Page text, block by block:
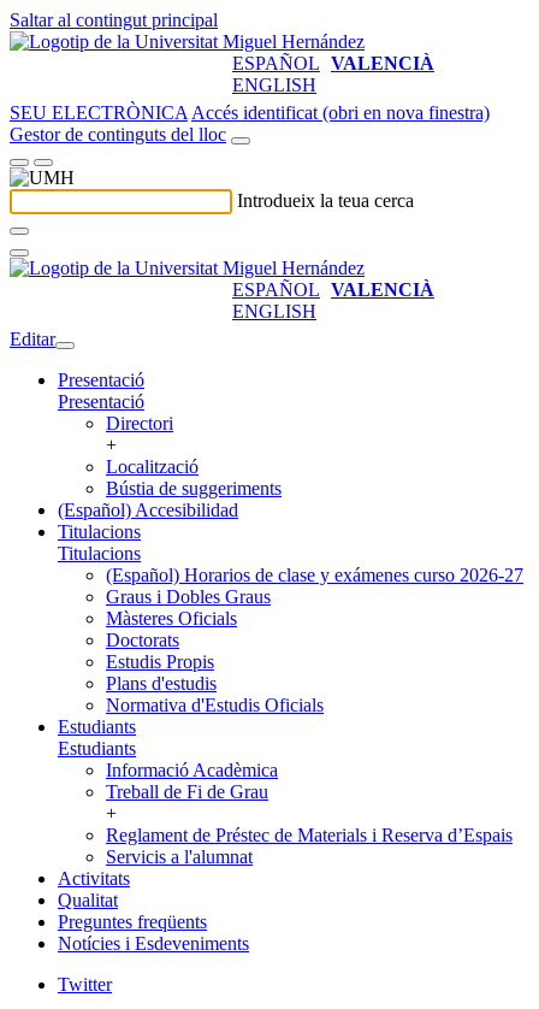
Saltar al contingut principal
ESPAÑOL VALENCIÀ
ENGLISH
SEU ELECTRÒNICA Accés identificat (obri en nova finestra)
Gestor de continguts del lloc
Introdueix la teua cerca
ESPAÑOL VALENCIÀ
ENGLISH
Editar
Presentació
Presentació
Directori
+
Localització
Bústia de suggeriments
(Español) Accesibilidad
Titulacions
Titulacions
(Español) Horarios de clase y exámenes curso 2026-27
Graus i Dobles Graus
Màsteres Oficials
Doctorats
Estudis Propis
Plans d'estudis
Normativa d'Estudis Oficials
Estudiants
Estudiants
Informació Acadèmica
Treball de Fi de Grau
+
Reglament de Préstec de Materials i Reserva d’Espais
Servicis a l'alumnat
Activitats
Qualitat
Preguntes freqüents
Notícies i Esdeveniments
Twitter